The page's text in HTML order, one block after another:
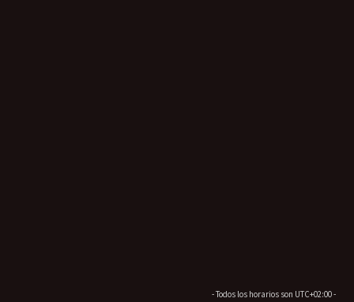
- Todos los horarios son UTC+02:00-